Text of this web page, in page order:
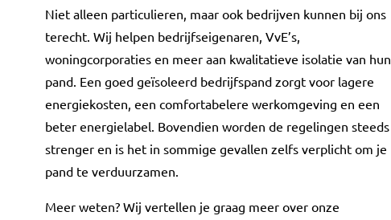
Niet alleen particulieren, maar ook bedrijven kunnen bij ons
terecht. Wij helpen bedrijfseigenaren, VvE’s,
woningcorporaties en meer aan kwalitatieve isolatie van hun
pand. Een goed geïsoleerd bedrijfspand zorgt voor lagere
energiekosten, een comfortabelere werkomgeving en een
beter energielabel. Bovendien worden de regelingen steeds
strenger en is het in sommige gevallen zelfs verplicht om je
pand te verduurzamen.
Meer weten? Wij vertellen je graag meer over onze